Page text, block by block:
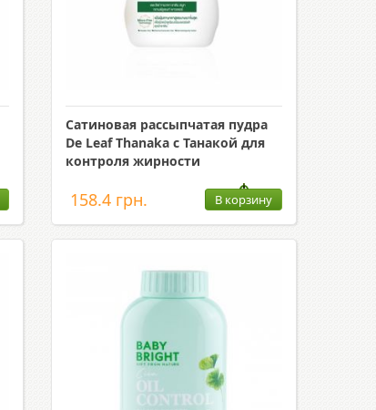
Сатиновая рассыпчатая пудра
De Leaf Thanaka с Танакой для
контроля жирности
158.4 грн. В корзину